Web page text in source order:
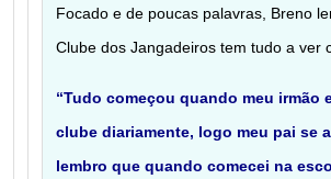
Focado e de poucas palavras, Breno
Clube dos Jangadeiros tem tudo a ver
“Tudo começou quando meu irmão
clube diariamente, logo meu pai se
lembro que quando comecei na